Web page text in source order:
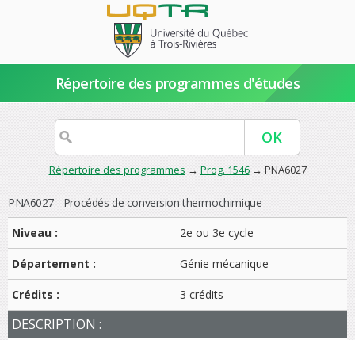
Répertoire des programmes d'études
Répertoire des programmes → Prog. 1546→ PNA6027
PNA6027 - Procédés de conversion thermochimique
Niveau :
2e ou 3e cycle
Département : Génie mécanique
Crédits : 3 crédits
DESCRIPTION :